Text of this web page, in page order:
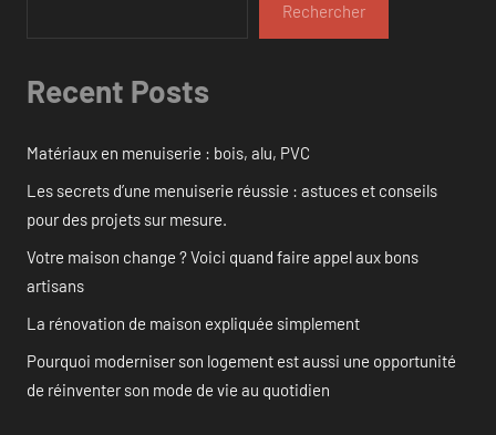
Rechercher
Recent Posts
Matériaux en menuiserie : bois, alu, PVC
Les secrets d’une menuiserie réussie : astuces et conseils
pour des projets sur mesure.
Votre maison change ? Voici quand faire appel aux bons
artisans
La rénovation de maison expliquée simplement
Pourquoi moderniser son logement est aussi une opportunité
de réinventer son mode de vie au quotidien